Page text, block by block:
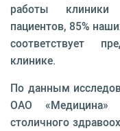
работы
пациентов, 85%
соответствует
клинике.
По данным
ОАО «Медицина»
столичного